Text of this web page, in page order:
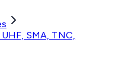
SMA, TNC,